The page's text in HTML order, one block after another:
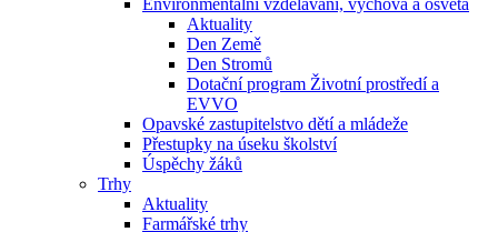
Environmentální vzdělávání, výchova a osvěta
Aktuality
Den Země
Den Stromů
Dotační program Životní prostředí a
EVVO
Opavské zastupitelstvo dětí a mládeže
Přestupky na úseku školství
Úspěchy žáků
Trhy
Aktuality
Farmářské trhy